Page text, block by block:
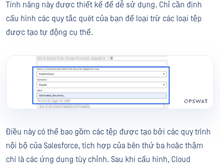
Tính năng này được thiết kế để dễ sử dụng. Chỉ cần định
cấu hình các quy tắc quét của bạn để loại trừ các loại tệp
được tạo tự động cụ thể.
Điều này có thể bao gồm các tệp được tạo bởi các quy trình
nội bộ của Salesforce, tích hợp của bên thứ ba hoặc thậm
chí là các ứng dụng tùy chỉnh. Sau khi cấu hình, Cloud